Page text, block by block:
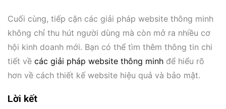
Cuối cùng, tiếp cận các giải pháp website thông minh
không chỉ thu hút người dùng mà còn mở ra nhiều cơ
hội kinh doanh mới. Bạn có thể tìm thêm thông tin chi
tiết về các giải pháp website thông minh để hiểu rõ
hơn về cách thiết kế website hiệu quả và bảo mật.
Lời kết